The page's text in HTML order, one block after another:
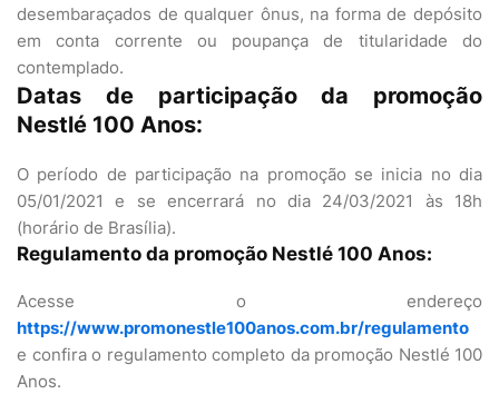
desembaraçados de qualquer ônus, na forma de depósito
em conta corrente ou poupança de titularidade do
contemplado.
Datas de participação da promoção
Nestlé 100 Anos:
O período de participação na promoção se inicia no dia
05/01/2021 e se encerrará no dia 24/03/2021 às 18h
(horário de Brasília).
Regulamento da promoção Nestlé 100 Anos:
Acesse o endereço
https://www.promonestle100anos.com.br/regulamento
e confira o regulamento completo da promoção Nestlé 100
Anos.